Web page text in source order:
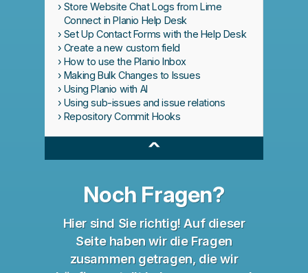
Store Website Chat Logs from Lime
Connect in Planio Help Desk
Set Up Contact Forms with the Help Desk
Create a new custom field
How to use the Planio Inbox
Making Bulk Changes to Issues
Using Planio with AI
Using sub-issues and issue relations
Repository Commit Hooks
^
Noch Fragen?
Hier sind Sie richtig! Auf dieser
Seite haben wir die Fragen
zusammen getragen, die wir